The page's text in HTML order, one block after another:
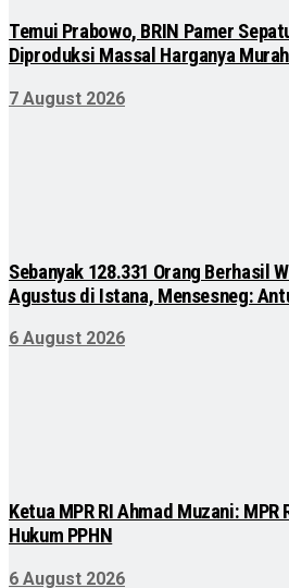
Temui Prabowo, BRIN Pamer
Diproduksi Massal Harganya
7 August 2026
Sebanyak 128.331 Orang Berhasil
Agustus di Istana, Mensesneg:
6 August 2026
Ketua MPR RI Ahmad Muzani:
Hukum PPHN
6 August 2026